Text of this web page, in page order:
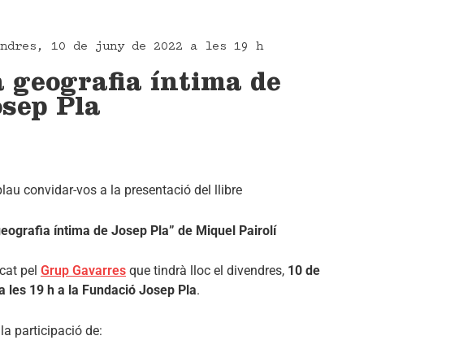
10 de juny de 2022 a les 19 h
geografia íntima de
Pla
convidar-vos a la presentació del llibre
íntima de Josep Pla” de Miquel Pairolí
pel Grup Gavarres que tindrà lloc el divendres, 10 de
les 19 h a la Fundació Josep Pla.
participació de: